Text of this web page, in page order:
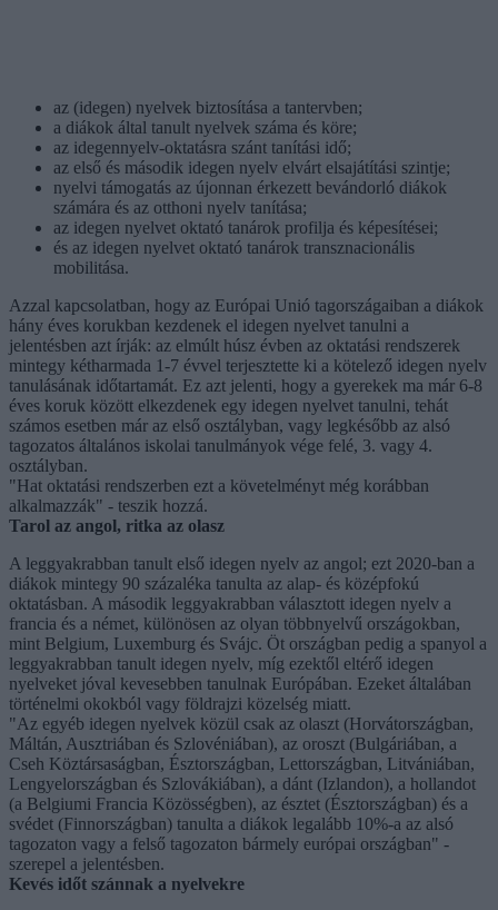
az (idegen) nyelvek biztosítása a tantervben;
a diákok által tanult nyelvek száma és köre;
az idegennyelv-oktatásra szánt tanítási idő;
az első és második idegen nyelv elvárt elsajátítási szintje;
nyelvi támogatás az újonnan érkezett bevándorló diákok
számára és az otthoni nyelv tanítása;
az idegen nyelvet oktató tanárok profilja és képesítései;
és az idegen nyelvet oktató tanárok transznacionális
mobilitása.
Azzal kapcsolatban, hogy az Európai Unió tagországaiban a diákok
hány éves korukban kezdenek el idegen nyelvet tanulni a
jelentésben azt írják: az elmúlt húsz évben az oktatási rendszerek
mintegy kétharmada 1-7 évvel terjesztette ki a kötelező idegen nyelv
tanulásának időtartamát. Ez azt jelenti, hogy a gyerekek ma már 6-8
éves koruk között elkezdenek egy idegen nyelvet tanulni, tehát
számos esetben már az első osztályban, vagy legkésőbb az alsó
tagozatos általános iskolai tanulmányok vége felé, 3. vagy 4.
osztályban.
"Hat oktatási rendszerben ezt a követelményt még korábban
alkalmazzák" - teszik hozzá.
Tarol az angol, ritka az olasz
A leggyakrabban tanult első idegen nyelv az angol; ezt 2020-ban a
diákok mintegy 90 százaléka tanulta az alap- és középfokú
oktatásban. A második leggyakrabban választott idegen nyelv a
francia és a német, különösen az olyan többnyelvű országokban,
mint Belgium, Luxemburg és Svájc. Öt országban pedig a spanyol a
leggyakrabban tanult idegen nyelv, míg ezektől eltérő idegen
nyelveket jóval kevesebben tanulnak Európában. Ezeket általában
történelmi okokból vagy földrajzi közelség miatt.
"Az egyéb idegen nyelvek közül csak az olaszt (Horvátországban,
Máltán, Ausztriában és Szlovéniában), az oroszt (Bulgáriában, a
Cseh Köztársaságban, Észtországban, Lettországban, Litvániában,
Lengyelországban és Szlovákiában), a dánt (Izlandon), a hollandot
(a Belgiumi Francia Közösségben), az észtet (Észtországban) és a
svédet (Finnországban) tanulta a diákok legalább 10%-a az alsó
tagozaton vagy a felső tagozaton bármely európai országban" -
szerepel a jelentésben.
Kevés időt szánnak a nyelvekre